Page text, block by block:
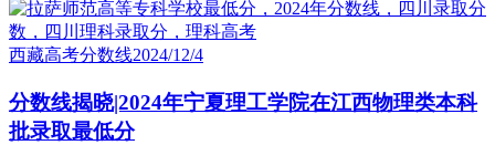
西藏高考分数线2024/12/4
分数线揭晓|2024年宁夏理工学院在江西物理类本科
批录取最低分